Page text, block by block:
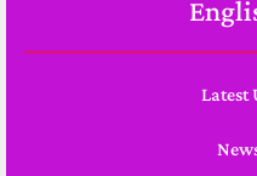
Latest